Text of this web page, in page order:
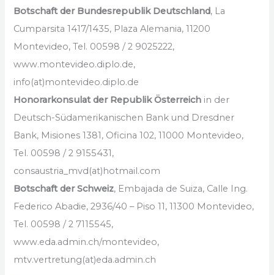
Botschaft der Bundesrepublik Deutschland, La
Cumparsita 1417/1435, Plaza Alemania, 11200
Montevideo, Tel. 00598 / 2 9025222,
www.montevideo.diplo.de,
info(at)montevideo.diplo.de
Honorarkonsulat der Republik Österreich in der
Deutsch-Südamerikanischen Bank und Dresdner
Bank, Misiones 1381, Oficina 102, 11000 Montevideo,
Tel. 00598 / 2 9155431,
consaustria_mvd(at)hotmail.com
Botschaft der Schweiz, Embajada de Suiza, Calle Ing.
Federico Abadie, 2936/40 – Piso 11, 11300 Montevideo,
Tel. 00598 / 2 7115545,
www.eda.admin.ch/montevideo,
mtv.vertretung(at)eda.admin.ch